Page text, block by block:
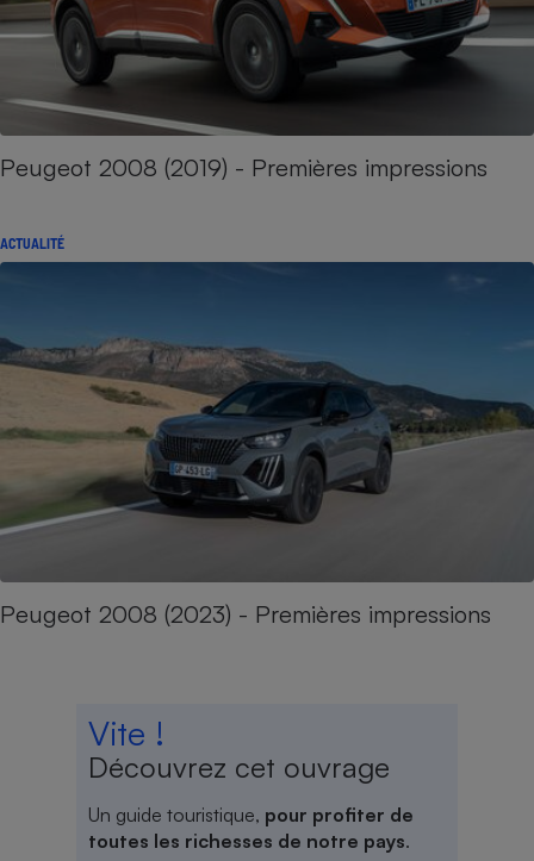
Peugeot 2008 (2019) - Premières impressions
ACTUALITÉ
Peugeot 2008 (2023) - Premières impressions
Vite !
Découvrez cet ouvrage
Un guide touristique, pour profiter de
toutes les richesses de notre pays.